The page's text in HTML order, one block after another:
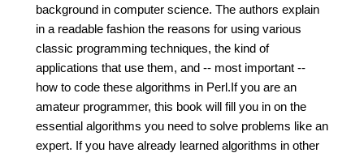
background in computer science. The authors explain
in a readable fashion the reasons for using various
classic programming techniques, the kind of
applications that use them, and -- most important --
how to code these algorithms in Perl.If you are an
amateur programmer, this book will fill you in on the
essential algorithms you need to solve problems like an
expert. If you have already learned algorithms in other